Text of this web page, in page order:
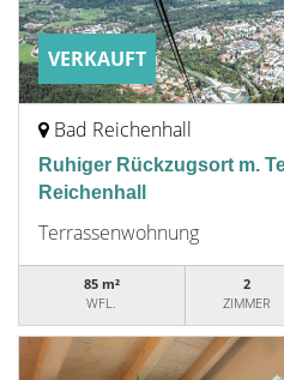
VERKAUFT
Bad Reichenhall
Ruhiger Rückzugsort m.
Reichenhall
Terrassenwohnung
85 m²
WFL.
2
ZIMMER